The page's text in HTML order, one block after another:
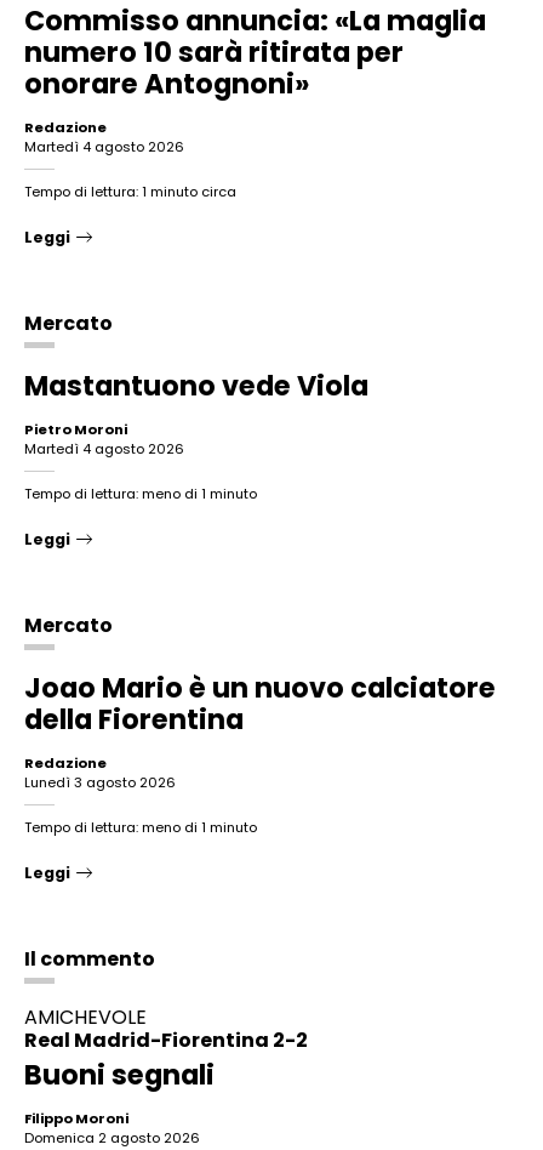
Commisso annuncia: «La maglia
numero 10 sarà ritirata per
onorare Antognoni»
Redazione
martedì 4 agosto 2026
Tempo di lettura: 1 minuto circa
Leggi
Mercato
Mastantuono vede Viola
Pietro Moroni
martedì 4 agosto 2026
Tempo di lettura: meno di 1 minuto
Leggi
Mercato
Joao Mario è un nuovo calciatore
della Fiorentina
Redazione
lunedì 3 agosto 2026
Tempo di lettura: meno di 1 minuto
Leggi
Il commento
AMICHEVOLE
Real Madrid-Fiorentina 2-2
Buoni segnali
Filippo Moroni
domenica 2 agosto 2026